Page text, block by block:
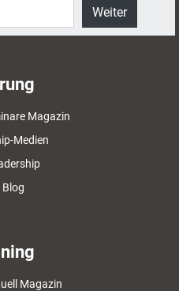
Weiter
Magazin
Medien
Blog
Magazin